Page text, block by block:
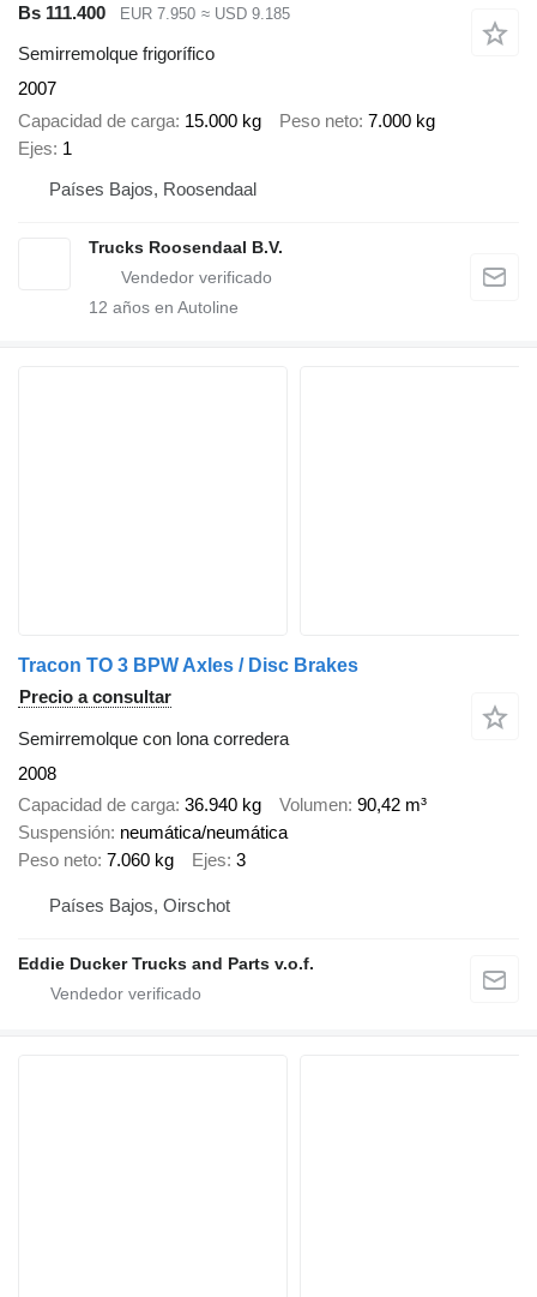
Bs 111.400
EUR 7.950 ≈ USD 9.185
Semirremolque frigorífico
2007
Capacidad de carga 15.000 kg Peso neto 7.000 kg
Ejes 1
Países Bajos, Roosendaal
Trucks Roosendaal B.V.
12 años en Autoline
Tracon TO 3 BPW Axles / Disc Brakes
Precio a consultar
Semirremolque con lona corredera
2008
Capacidad de carga 36.940 kg Volumen 90,42 m³
Suspensión neumática/neumática
Peso neto 7.060 kg Ejes 3
Países Bajos, Oirschot
Eddie Ducker Trucks and Parts v.o.f.